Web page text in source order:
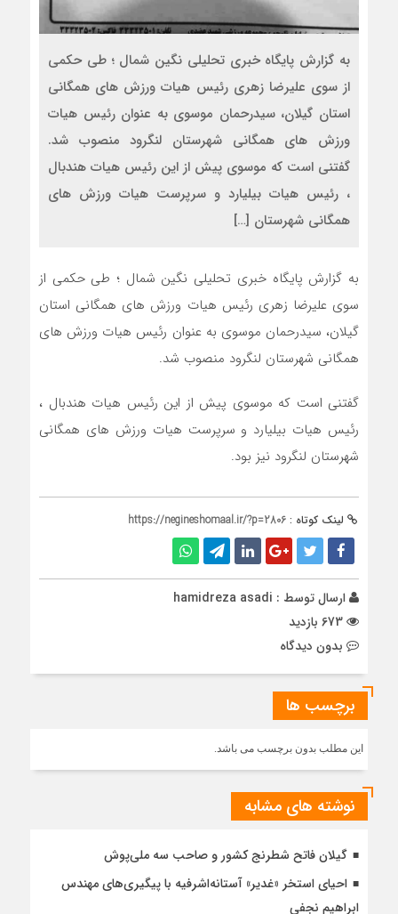
به گزارش پایگاه خبری تحلیلی نگین شمال ؛ طی حکمی
از سوی علیرضا زهری رئیس هیات ورزش های همگانی
استان گیلان، سیدرحمان موسوی به عنوان رئیس هیات
ورزش های همگانی شهرستان لنگرود منصوب شد.
گفتنی است که موسوی پیش از این رئیس هیات هندبال
، رئیس هیات بیلیارد و سرپرست هیات ورزش های
همگانی شهرستان […]
به گزارش پایگاه خبری تحلیلی نگین شمال ؛ طی حکمی از
سوی علیرضا زهری رئیس هیات ورزش های همگانی استان
گیلان، سیدرحمان موسوی به عنوان رئیس هیات ورزش های
همگانی شهرستان لنگرود منصوب شد.
گفتنی است که موسوی پیش از این رئیس هیات هندبال ،
رئیس هیات بیلیارد و سرپرست هیات ورزش های همگانی
شهرستان لنگرود نیز بود.
لینک کوتاه : https://negineshomaal.ir/?p=2806
ارسال توسط : hamidreza asadi
بدون دیدگاه
برچسب ها
این مطلب بدون برچسب می باشد.
نوشته های مشابه
گیلان فاتح شطرنج کشور و صاحب سه ملی‌پوش
احیای استخر «غدیر» آستانه‌اشرفیه با پیگیری‌های مهندس
ابراهیم نجفی